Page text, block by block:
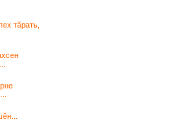
тăрать,